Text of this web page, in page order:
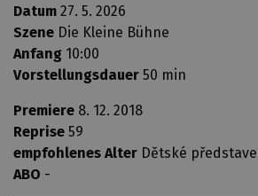
Datum 27. 5. 2026
Szene Die Kleine Bühne
Anfang 10:00
Vorstellungsdauer 50 min
Premiere 8. 12. 2018
Reprise 59
empfohlenes Alter Dětské
ABO -